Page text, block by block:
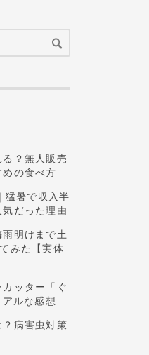
？無人販売
の食べ方
暑で収入半
だった理由
明けまで土
みた【実体
ッター「ぐ
ルな感想
病害虫対策